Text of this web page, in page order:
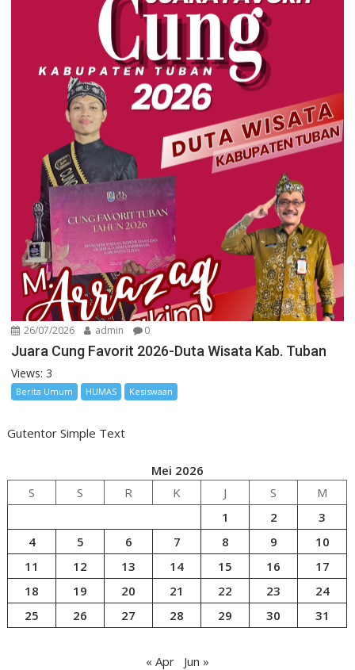
26/07/2026 admin 0
Juara Cung Favorit 2026-Duta Wisata Kab. Tuban
Views: 3
Berita Umum HUMAS Kesiswaan
Gutentor Simple Text
Mei 2026
S
S R K J S
M
1
2
3
4
5 6 7 8 9
10
11
12 13 14 15 16
17
18
19 20 21 22 23
24
25
26 27 28 29 30 31
« Apr Jun »